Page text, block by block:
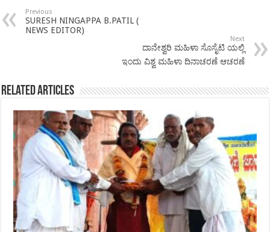
Previous
SURESH NINGAPPA B.PATIL (
NEWS EDITOR)
Next
ದಾನೇಶ್ವರಿ ಮಹಿಳಾ ಸೊಸೈಟಿ ಯಲ್ಲಿ
ಇಂದು ವಿಶ್ವ ಮಹಿಳಾ ದಿನಾಚರಣೆ ಆಚರಣೆ
Related Articles